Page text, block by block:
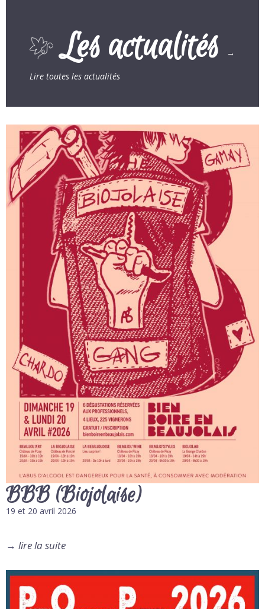
Les actualités →
Lire toutes les actualités
BBB (Biojolaise)
19 et 20 avril 2026
→ lire la suite